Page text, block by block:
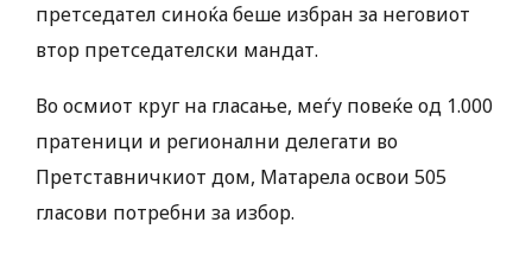
претседател синоќа беше избран за неговиот
втор претседателски мандат.
Во осмиот круг на гласање, меѓу повеќе од 1.000
пратеници и регионални делегати во
Претставничкиот дом, Матарела освои 505
гласови потребни за избор.